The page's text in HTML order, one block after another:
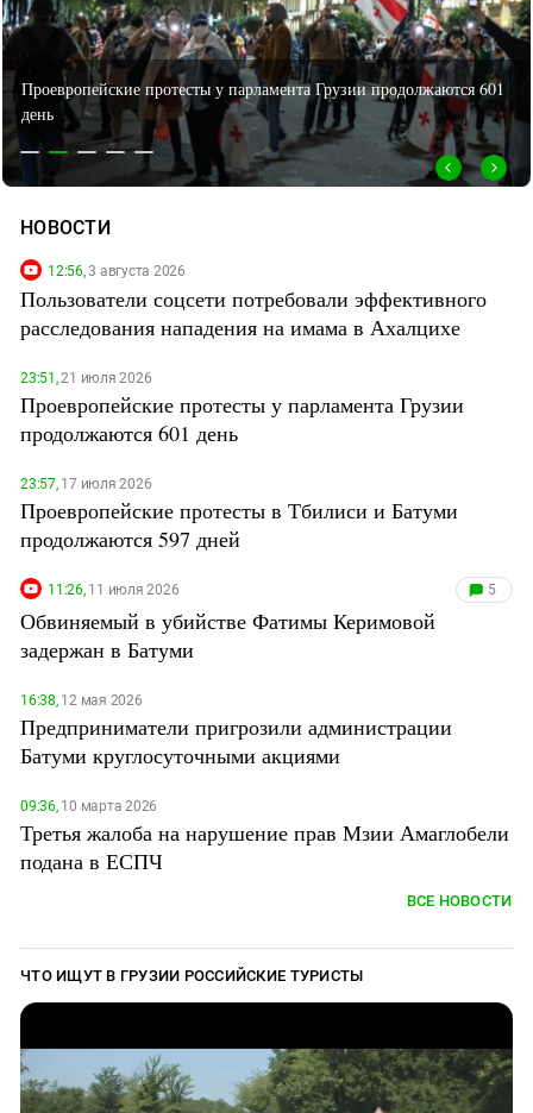
Дагестан
Ингушетия
Кабардино-Балкария
Калмыкия
Карачаево-Черкесия
Российская Федерация
СКФО
Ставропольский край
Южная Осетия
Южный Кавказ
Проевропейские протесты в Тбилиси и Батуми продолжаются 597
дней
НОВОСТИ
12:56,3 августа 2026
Пользователи соцсети потребовали эффективного
расследования нападения на имама в Ахалцихе
23:51,21 июля 2026
Проевропейские протесты у парламента Грузии
продолжаются 601 день
23:57,17 июля 2026
Проевропейские протесты в Тбилиси и Батуми
продолжаются 597 дней
11:26,11 июля 2026 5
Обвиняемый в убийстве Фатимы Керимовой
задержан в Батуми
16:38,12 мая 2026
Предприниматели пригрозили администрации
Батуми круглосуточными акциями
09:36,10 марта 2026
Третья жалоба на нарушение прав Мзии Амаглобели
подана в ЕСПЧ
ВСЕ НОВОСТИ
ЧТО ИЩУТ В ГРУЗИИ РОССИЙСКИЕ ТУРИСТЫ